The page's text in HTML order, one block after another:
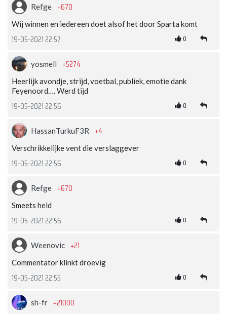
Refge +670
Wij winnen en iedereen doet alsof het door Sparta komt
19-05-2021 22:57 0
yosmell +5274
Heerlijk avondje, strijd, voetbal, publiek, emotie dank
Feyenoord…. Werd tijd
19-05-2021 22:56 0
HassanTurkuF3R +4
Verschrikkelijke vent die verslaggever
19-05-2021 22:56 0
Refge +670
Smeets held
19-05-2021 22:56 0
Weenovic +21
Commentator klinkt droevig
19-05-2021 22:55 0
sh-fr +21000